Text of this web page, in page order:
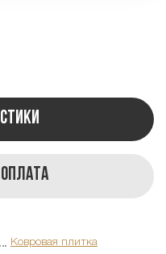
Ковровая плитка